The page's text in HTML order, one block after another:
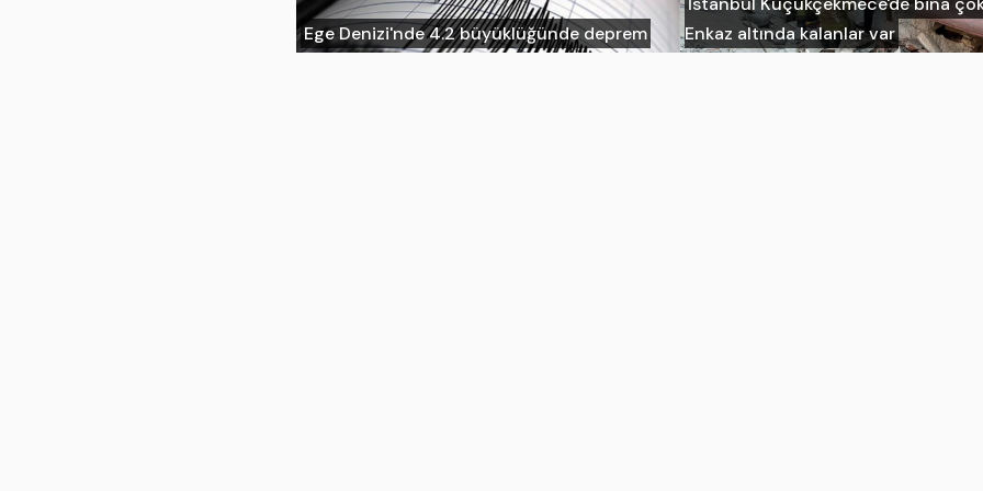
Ege Denizi'nde 4.2 büyüklüğünde deprem
Enkaz altında kalanlar var